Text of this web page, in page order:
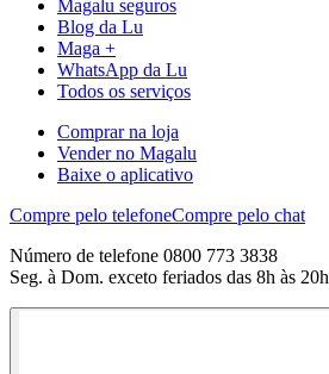
Magalu seguros
Blog da Lu
Maga +
WhatsApp da Lu
Todos os serviços
Comprar na loja
Vender no Magalu
Baixe o aplicativo
Compre pelo telefoneCompre pelo chat
Número de telefone 0800 773 3838
Seg. à Dom. exceto feriados das 8h às 20h